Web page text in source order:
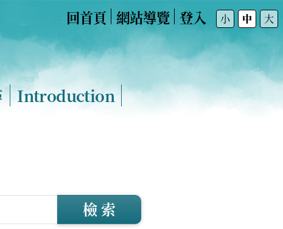
回首頁 網站導覽 登入 小 中 大
Introduction
檢 索